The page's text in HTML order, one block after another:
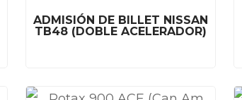
ADMISIÓN DE BILLET NISSAN
TB48 (DOBLE ACELERADOR)